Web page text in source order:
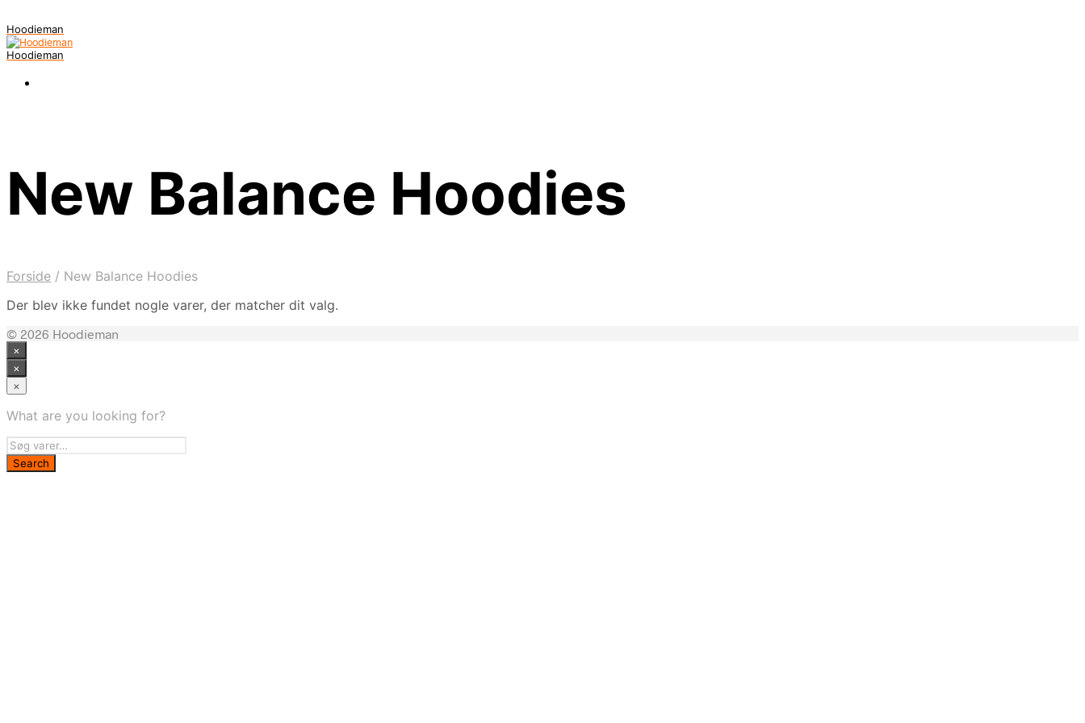
Hoodieman
Hoodieman
New Balance Hoodies
Forside / New Balance Hoodies
Der blev ikke fundet nogle varer, der matcher dit valg.
© 2026 Hoodieman
×
×
×
What are you looking for?